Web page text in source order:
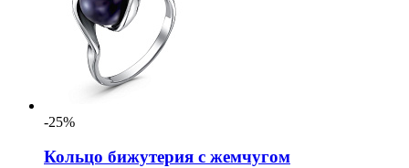
-25%
Кольцо бижутерия с жемчугом